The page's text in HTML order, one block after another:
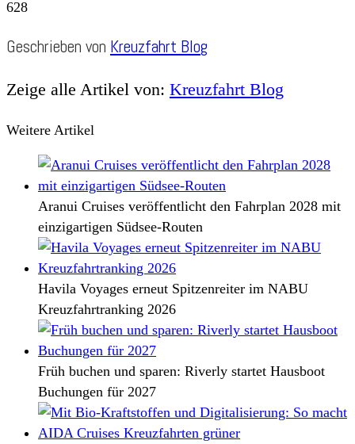
628
Geschrieben von Kreuzfahrt Blog
Zeige alle Artikel von: Kreuzfahrt Blog
Weitere Artikel
Aranui Cruises veröffentlicht den Fahrplan 2028 mit
einzigartigen Südsee-Routen
Havila Voyages erneut Spitzenreiter im NABU
Kreuzfahrtranking 2026
Früh buchen und sparen: Riverly startet Hausboot
Buchungen für 2027